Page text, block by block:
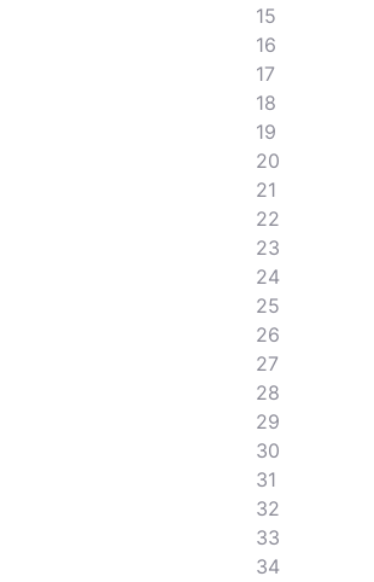
15
16
17
18
19
20
21
22
23
24
25
26
27
28
29
30
31
32
33
34